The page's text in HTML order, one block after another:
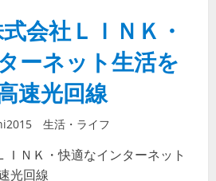
式会社ＬＩＮＫ・
ーネット生活を
速光回線
生活・ライフ
ＩＮＫ・快適なインターネット
光回線